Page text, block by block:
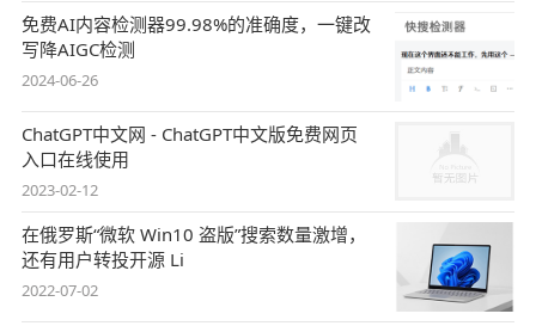
免费AI内容检测器99.98%的准确度，一键改
写降AIGC检测
2024-06-26
ChatGPT中文网 - ChatGPT中文版免费网页
入口在线使用
2023-02-12
在俄罗斯“微软 Win10 盗版”搜索数量激增，
还有用户转投开源 Li
2022-07-02